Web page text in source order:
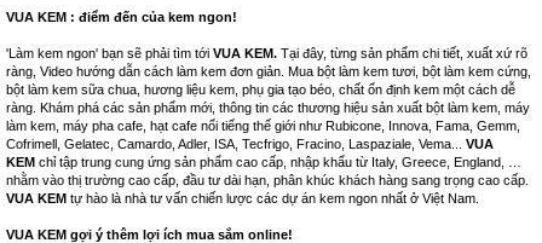
VUA KEM : điểm đến của kem ngon!
'Làm kem ngon' bạn sẽ phải tìm tới VUA KEM. Tại đây, từng sản phẩm chi tiết, xuất xứ rõ
ràng, Video hướng dẫn cách làm kem đơn giản. Mua bột làm kem tươi, bột làm kem cứng,
bột làm kem sữa chua, hương liệu kem, phụ gia tạo béo, chất ổn định kem một cách dễ
ràng. Khám phá các sản phẩm mới, thông tin các thương hiệu sản xuất bột làm kem, máy
làm kem, máy pha cafe, hạt cafe nổi tiếng thế giới như Rubicone, Innova, Fama, Gemm,
Cofrimell, Gelatec, Camardo, Adler, ISA, Tecfrigo, Fracino, Laspaziale, Vema... VUA
KEM chỉ tập trung cung ứng sản phẩm cao cấp, nhập khẩu từ Italy, Greece, England, …
nhằm vào thị trường cao cấp, đầu tư dài hạn, phân khúc khách hàng sang trọng cao cấp.
VUA KEM tự hào là nhà tư vấn chiến lược các dự án kem ngon nhất ở Việt Nam.
VUA KEM gợi ý thêm lợi ích mua sắm online!